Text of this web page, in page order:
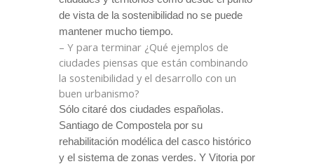
de vista de la sostenibilidad no se puede
mantener mucho tiempo.
– Y para terminar ¿Qué ejemplos de
ciudades piensas que están combinando
la sostenibilidad y el desarrollo con un
buen urbanismo?
Sólo citaré dos ciudades españolas.
Santiago de Compostela por su
rehabilitación modélica del casco histórico
y el sistema de zonas verdes. Y Vitoria por